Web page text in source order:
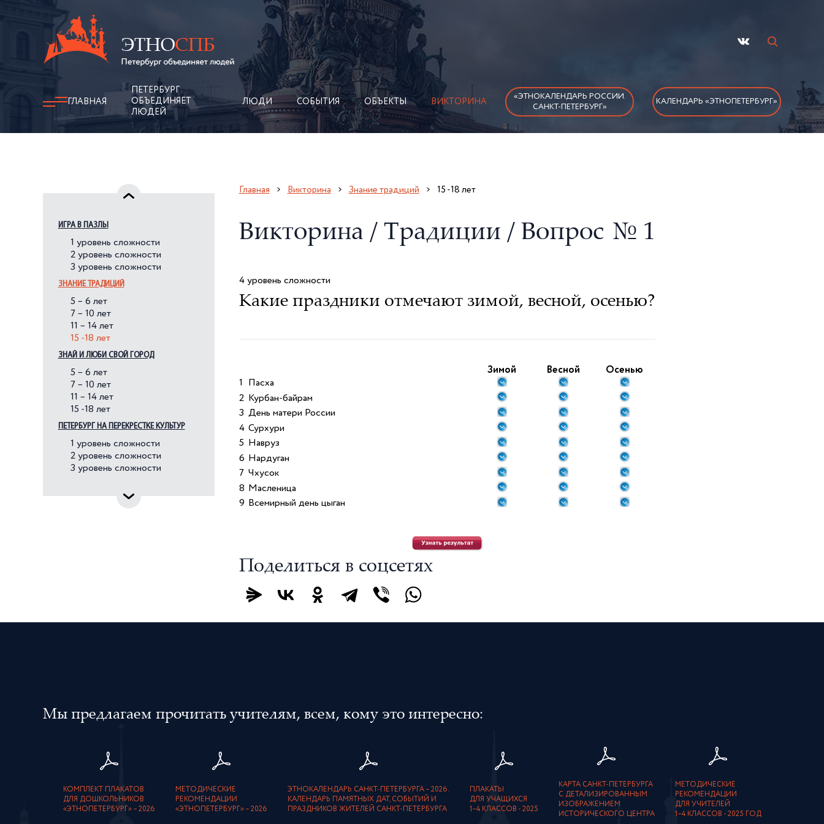
ГЛАВНАЯ
ПЕТЕРБУРГ
ОБЪЕДИНЯЕТ
ЛЮДЕЙ
ЛЮДИ СОБЫТИЯ ОБЪЕКТЫ ВИКТОРИНА
«ЭТНОКАЛЕНДАРЬ РОССИИ.
САНКТ-ПЕТЕРБУРГ»
КАЛЕНДАРЬ «ЭТНОПЕТЕРБУРГ»
ИГРА В ПАЗЛЫ
1 уровень сложности
2 уровень сложности
3 уровень сложности
ЗНАНИЕ ТРАДИЦИЙ
5 – 6 лет
7 – 10 лет
11 – 14 лет
15 -18 лет
ЗНАЙ И ЛЮБИ СВОЙ ГОРОД
5 – 6 лет
7 – 10 лет
11 – 14 лет
15 -18 лет
ПЕТЕРБУРГ НА ПЕРЕКРЕСТКЕ КУЛЬТУР
1 уровень сложности
2 уровень сложности
3 уровень сложности
Главная Викторина Знание традиций 15 -18 лет
Викторина / Традиции / Вопрос № 1
4 уровень сложности
Какие праздники отмечают зимой, весной, осенью?
Зимой Весной
Осенью
1
Пасха
2 Курбан-байрам
3 День матери России
4 Сурхури
5 Навруз
6 Нардуган
7 Чхусок
8 Масленица
9 Всемирный день цыган
Поделиться в соцсетях
Мы предлагаем прочитать учителям, всем, кому это интересно:
КОМПЛЕКТ ПЛАКАТОВ
ДЛЯ ДОШКОЛЬНИКОВ
«ЭТНОПЕТЕРБУРГ» – 2026
МЕТОДИЧЕСКИЕ
РЕКОМЕНДАЦИИ
«ЭТНОПЕТЕРБУРГ» – 2026
ЭТНОКАЛЕНДАРЬ САНКТ-ПЕТЕРБУРГА – 2026.
КАЛЕНДАРЬ ПАМЯТНЫХ ДАТ, СОБЫТИЙ И
ПРАЗДНИКОВ ЖИТЕЛЕЙ САНКТ-ПЕТЕРБУРГА
ПЛАКАТЫ
ДЛЯ УЧАЩИХСЯ
1–4 КЛАССОВ - 2025
КАРТА САНКТ-ПЕТЕРБУРГА
С ДЕТАЛИЗИРОВАННЫМ
ИЗОБРАЖЕНИЕМ
ИСТОРИЧЕСКОГО ЦЕНТРА
МЕТОДИЧЕСКИЕ
РЕКОМЕНДАЦИИ
ДЛЯ УЧИТЕЛЕЙ
1–4 КЛАССОВ - 2025 ГОД